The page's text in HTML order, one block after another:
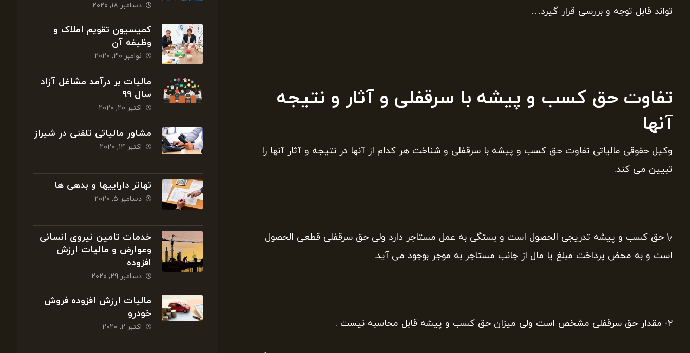
تواند قابل توجه و بررسی قرار گیرد…
تفاوت حق کسب و پیشه با سرقفلی و آثار و نتیجه
آنها
وکیل حقوقی مالیاتی تفاوت حق کسب و پیشه با سرقفلی و شناخت هر کدام از آنها در نتیجه و آثار آنها را
تبیین می کند.
۱٫ حق کسب و پیشه تدریجی الحصول است و بستگی به عمل مستاجر دارد ولی حق سرقفلی قطعی الحصول
است و به محض پرداخت مبلغ یا مال از جانب مستاجر به موجر بوجود می آید.
۲- مقدار حق سرقفلی مشخص است ولی میزان حق کسب و پیشه قابل محاسبه نیست .
دسامبر ۱۸, ۲۰۲۰
کمیسیون تقویم املاک و
وظیفه آن
نوامبر ۳۰, ۲۰۲۰
مالیات بر درآمد مشاغل آزاد
سال ۹۹
اکتبر ۲۰, ۲۰۲۰
مشاور مالیاتی تلفنی در شیراز
اکتبر ۱۴, ۲۰۲۰
تهاتر داراییها و بدهی ها
دسامبر ۵, ۲۰۲۰
خدمات تامین نیروی انسانی
وعوارض و مالیات ارزش
افزوده
دسامبر ۲۹, ۲۰۲۰
مالیات ارزش افزوده فروش
خودرو
اکتبر ۲, ۲۰۲۰